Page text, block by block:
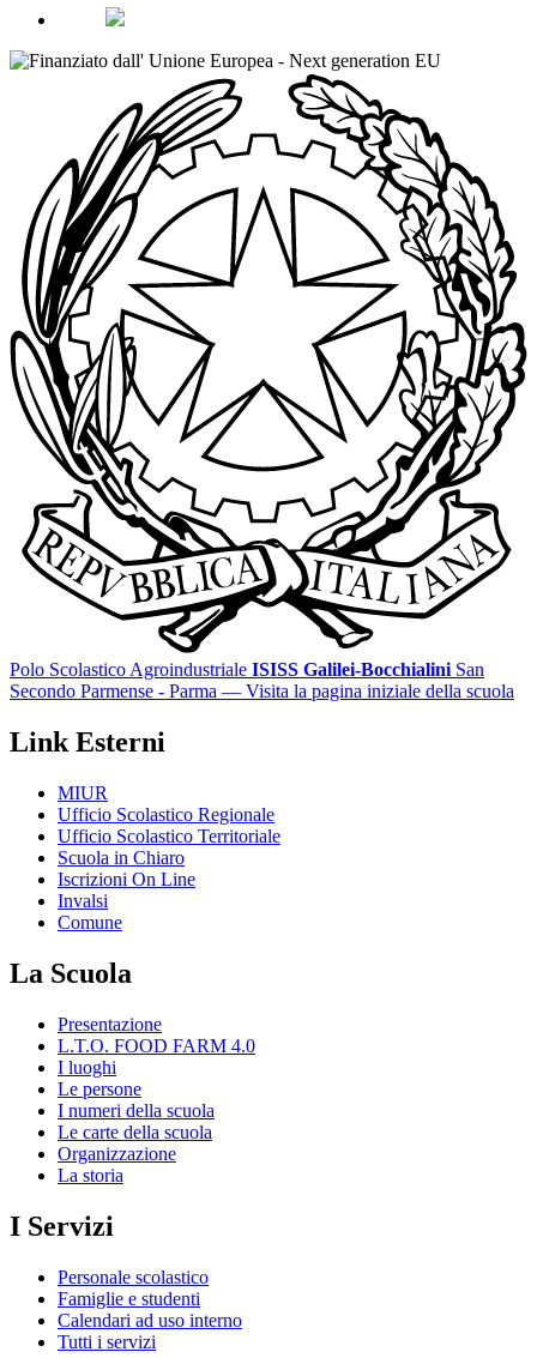
Polo Scolastico Agroindustriale ISISS Galilei-Bocchialini San
Secondo Parmense - Parma — Visita la pagina iniziale della scuola
Link Esterni
MIUR
Ufficio Scolastico Regionale
Ufficio Scolastico Territoriale
Scuola in Chiaro
Iscrizioni On Line
Invalsi
Comune
La Scuola
Presentazione
L.T.O. FOOD FARM 4.0
I luoghi
Le persone
I numeri della scuola
Le carte della scuola
Organizzazione
La storia
I Servizi
Personale scolastico
Famiglie e studenti
Calendari ad uso interno
Tutti i servizi